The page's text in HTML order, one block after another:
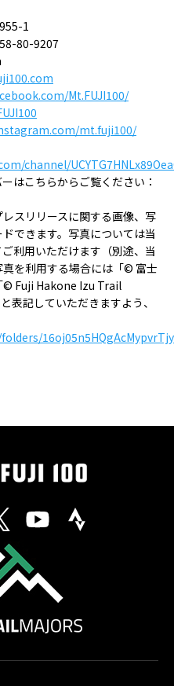
1
80-9207
Mt.FUJI100/
mt.fuji100/
channel/
はこちらからご覧ください：
スリリースに関する画像、写
できます。写真については当
利用いただけます（別途、当
を利用する場合には「©︎ 富士
©︎ Fuji Hakone Izu Trail
記していただきますよう、